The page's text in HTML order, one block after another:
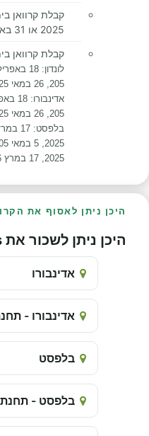
2025 או 31 באוגוסט 2026 תחוייב ב-
קבלת קרוואן
205, 26 במאי 2025, 25 באוגוסט 2025
אדינבורו: 18 באפריל 2025,
205, 26 במאי 2025
בלפסט: 17 במרץ 2025, 18 באפריל 2025,
2025, 17 במרץ 2026
היכן ניתן לאסוף את
היכן ניתן לשכור את Voyager - bunk beds
אדינבורו
אדינבורו -
בלפסט
בלפסט -